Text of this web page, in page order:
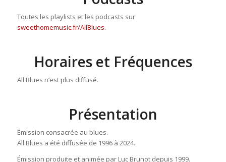
Toutes les playlists et les podcasts sur
sweethomemusic.fr/AllBlues.
Horaires et Fréquences
All Blues n’est plus diffusé.
Présentation
Émission consacrée au blues.
All Blues a été diffusée de 1996 à 2024.
Émission produite et animée par Luc Brunot depuis 1999.